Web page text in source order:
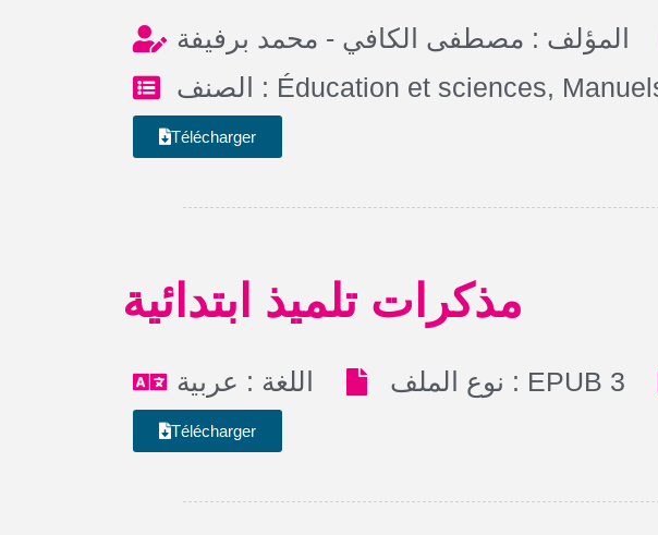
المؤلف : مصطفى الكافي - محمد برفيفة
الصنف : Éducation et sciences,
Télécharger
مذكرات تلميذ ابتدائية
اللغة : عربية نوع الملف : EPUB 3
Télécharger